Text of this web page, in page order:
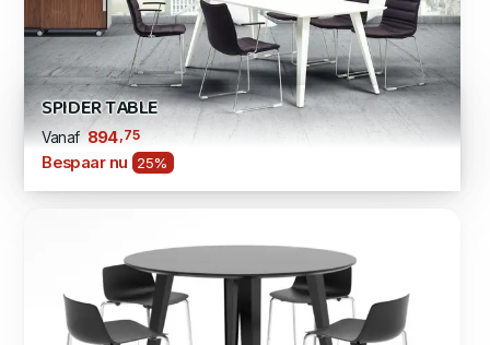
SPIDER TABLE
Vanaf 894,75
Bespaar nu 25%